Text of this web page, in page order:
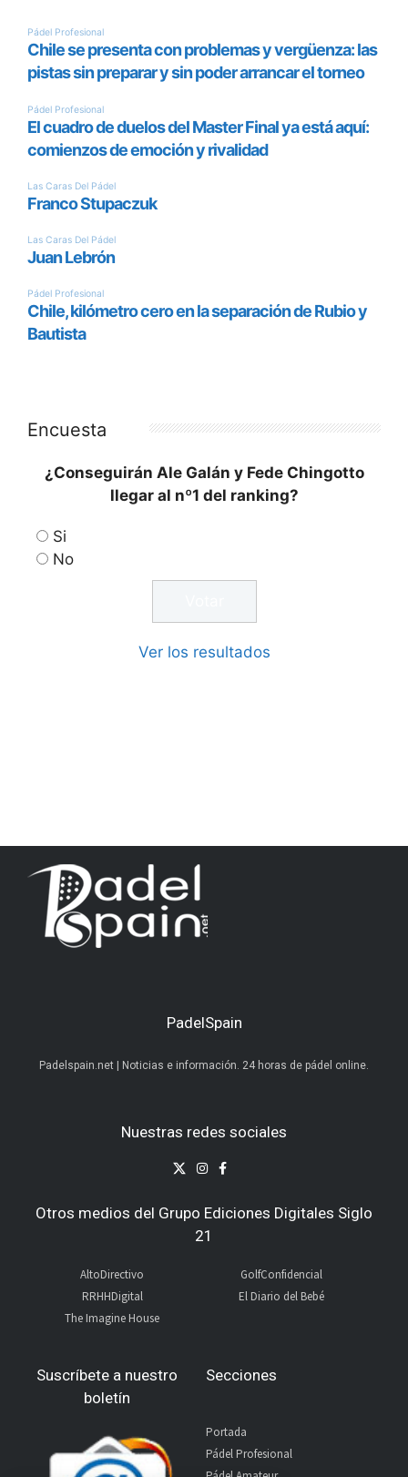
Encuesta
¿Conseguirán Ale Galán y Fede Chingotto
llegar al nº1 del ranking?
Si
No
Ver los resultados
PadelSpain
Padelspain.net | Noticias e información. 24 horas de pádel online.
Nuestras redes sociales
Otros medios del Grupo Ediciones Digitales Siglo
21
AltoDirectivo
RRHHDigital
The Imagine House
GolfConfidencial
El Diario del Bebé
Suscríbete a nuestro
boletín
Secciones
Portada
Pádel Profesional